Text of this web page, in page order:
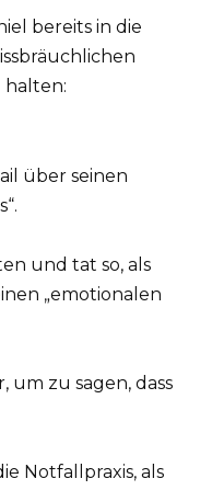
bereits in die
halten:
über seinen
und tat so, als
„emotionalen
zu sagen, dass
Notfallpraxis, als